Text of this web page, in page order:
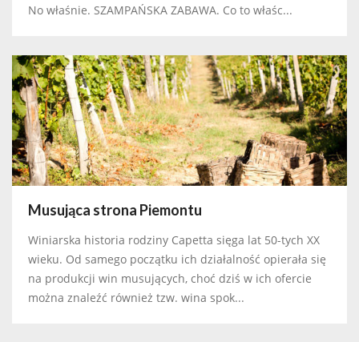
No właśnie. SZAMPAŃSKA ZABAWA. Co to właśc...
Musująca strona Piemontu
Winiarska historia rodziny Capetta sięga lat 50-tych XX
wieku. Od samego początku ich działalność opierała się
na produkcji win musujących, choć dziś w ich ofercie
można znaleźć również tzw. wina spok...